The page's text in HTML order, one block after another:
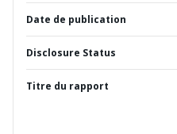
Date de publication
Disclosure Status
Titre du rapport